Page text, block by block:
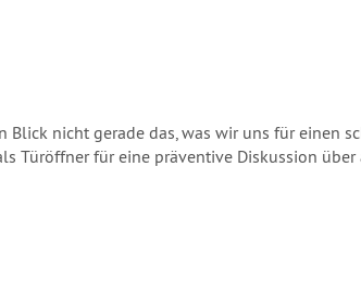
Blick nicht gerade das, was wir uns für einen
Türöffner für eine präventive Diskussion über